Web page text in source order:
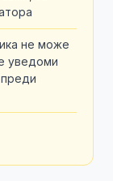
не може
уведоми